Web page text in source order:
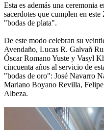
Esta es además una ceremonia
sacerdotes que cumplen en
"bodas de plata".
De este modo celebran su
Avendaño, Lucas R. Galvañ
Óscar Romano Yuste y Vasyl
cincuenta años al servicio de
"bodas de oro": José Navarro
Mariano Boyano Revilla,
Albeza.